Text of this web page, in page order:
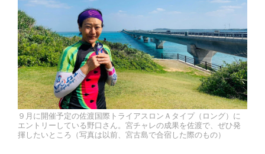
９月に開催予定の佐渡国際トライアスロンＡタイプ（ロング）に
エントリーしている野口さん。宮チャレの成果を佐渡で、ぜひ発
揮したいところ（写真は以前、宮古島で合宿した際のもの）